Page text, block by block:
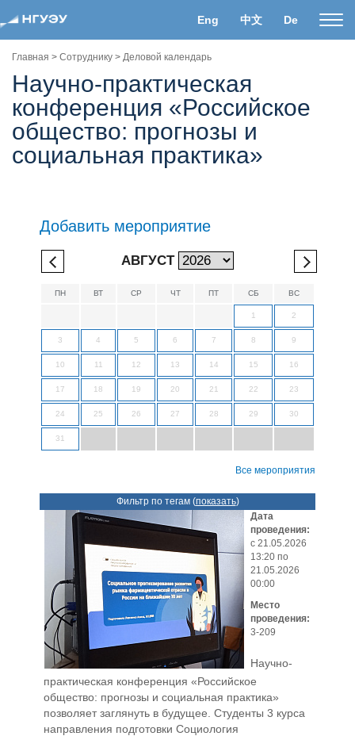
Eng 中文 De
Главная > Сотруднику > Деловой календарь
Научно-практическая
конференция «Российское
общество: прогнозы и
социальная практика»
Добавить мероприятие
АВГУСТ
ПН ВТ СР ЧТ ПТ СБ ВС
1 2
3 4 5 6 7 8 9
10 11 12 13 14 15 16
17 18 19 20 21 22 23
24 25 26 27 28 29 30
31
Все мероприятия
Фильтр по тегам (показать)
Дата
проведения:
с 21.05.2026
13:20 по
21.05.2026
00:00
Место
проведения:
3-209
Научно-
практическая конференция «Российское
общество: прогнозы и социальная практика»
позволяет заглянуть в будущее. Студенты 3 курса
направления подготовки Социология